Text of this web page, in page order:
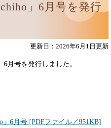
」6月号を発行
更新日：2026年6月1日更新
月号を発行しました。
」6月号 [PDFファイル／951KB]